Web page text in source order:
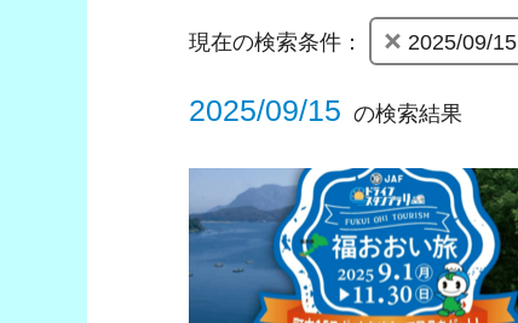
現在の検索条件： 2025/09/15
2025/09/15 の検索結果